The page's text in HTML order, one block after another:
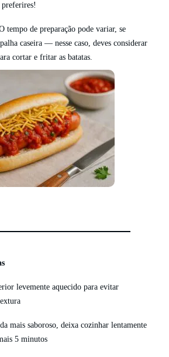
tempo de preparação pode variar, se
caseira — nesse caso, deves considerar
cortar e fritar as batatas.
levemente aquecido para evitar
mais saboroso, deixa cozinhar lentamente
5 minutos